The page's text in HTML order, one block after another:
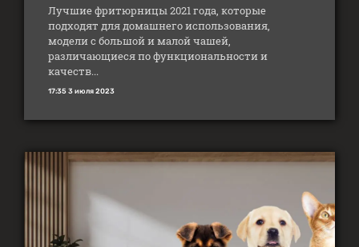
Лучшие фритюрницы 2021 года, которые
подходят для домашнего использования,
модели с большой и малой чашей,
различающиеся по функциональности и
качеств...
17:35 3 июля 2023